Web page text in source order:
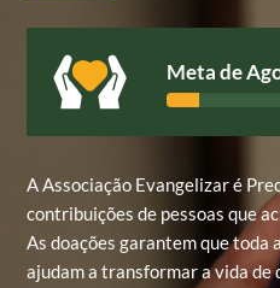
Meta de
A Associação Evangelizar é
contribuições de pessoas que
As doações garantem que
ajudam a transformar a vida de